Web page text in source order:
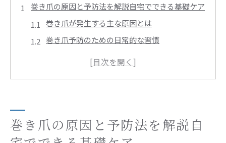
巻き爪の原因と予防法を解説自宅でできる基礎ケア
巻き爪が発生する主な原因とは
巻き爪予防のための日常的な習慣
巻き爪を防ぐための正しい靴選び
巻き爪セルフケアの重要性日々の足元の健康を守る
巻き爪セルフケアが健康に与える影響
巻き爪の原因と予防法を解説自